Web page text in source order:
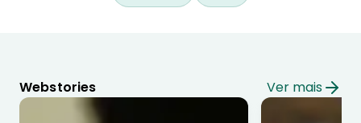
Webstories Ver mais